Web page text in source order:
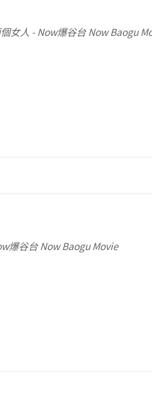
女人 - Now爆谷台 Now Baogu
爆谷台 Now Baogu Movie